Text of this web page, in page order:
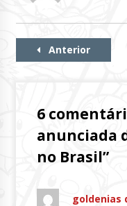
Continue
Anterior
6
anunciada
no Brasil”
goldenias